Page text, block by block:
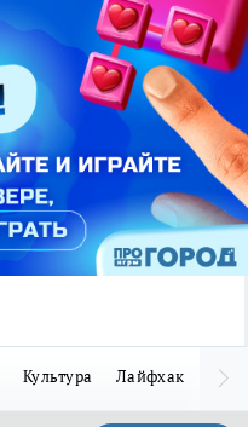
Культура Лайфхак